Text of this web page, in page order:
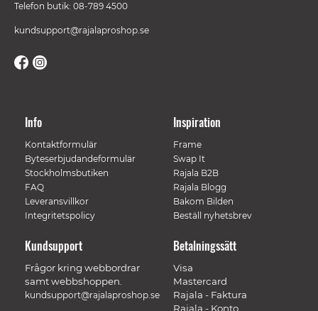
Telefon butik: 08-789 4500
kundsupport@rajalaproshop.se
Info
Kontaktformulär
Byteserbjudandeformulär
Stockholmsbutiken
FAQ
Leveransvillkor
Integritetspolicy
Inspiration
Frame
Swap It
Rajala B2B
Rajala Blogg
Bakom Bilden
Beställ nyhetsbrev
Betalningssätt
Visa
Mastercard
Rajala - Faktura
Rajala - Konto
Kundsupport
Frågor kring webbordrar
samt webbshoppen.
kundsupport@rajalaproshop.se